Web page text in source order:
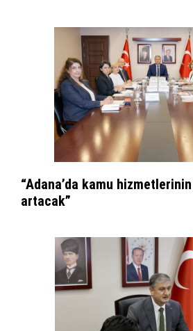
“Adana’da kamu
artacak”